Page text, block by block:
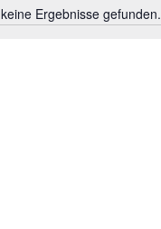
Hinweis
Ergebnisse gefunden.